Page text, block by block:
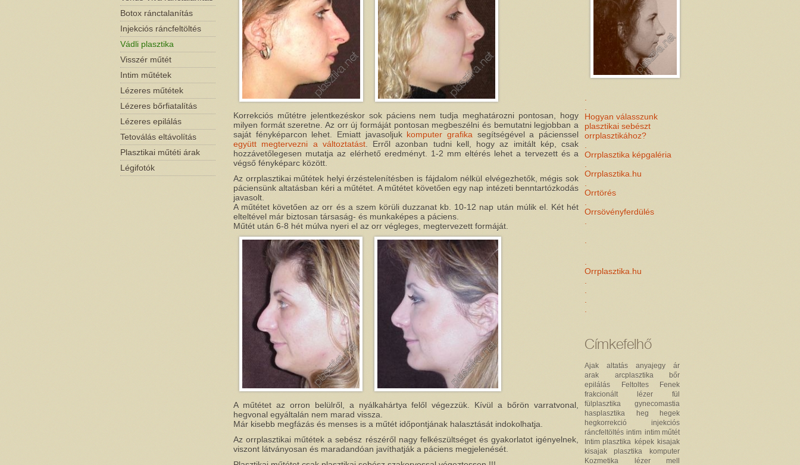
Korrekciós műtétre jelentkezéskor sok páciens nem tudja meghatározni pontosan, hogy
milyen formát szeretne. Az orr új formáját pontosan megbeszélni és bemutatni legjobban a
saját fényképarcon lehet. Emiatt javasoljuk komputer grafika segítségével a pácienssel
együtt megtervezni a változtatást. Erről azonban tudni kell, hogy az imitált kép, csak
hozzávetőlegesen mutatja az elérhető eredményt. 1-2 mm eltérés lehet a tervezett és a
végső fényképarc között.
Az orrplasztikai műtétek helyi érzéstelenítésben is fájdalom nélkül elvégezhetők, mégis sok
páciensünk altatásban kéri a műtétet. A műtétet követően egy nap intézeti benntartózkodás
javasolt.
A műtétet követően az orr és a szem körüli duzzanat kb. 10-12 nap után múlik el. Két hét
elteltével már biztosan társaság- és munkaképes a páciens.
Műtét után 6-8 hét múlva nyeri el az orr végleges, megtervezett formáját.
A műtétet az orron belülről, a nyálkahártya felől végezzük. Kívül a bőrön varratvonal,
hegvonal egyáltalán nem marad vissza.
Már kisebb megfázás és menses is a műtét időpontjának halasztását indokolhatja.
Az orrplasztikai műtétek a sebész részéről nagy felkészültséget és gyakorlatot igényelnek,
viszont látványosan és maradandóan javíthatják a páciens megjelenését.
Hogyan válasszunk
plasztikai sebészt
orrplasztikához?
Orrplasztika képgaléria
Orrplasztika.hu
Orrtörés
Orrsövényferdülés
Orrplasztika.hu
Címkefelhő
Ajak altatás anyajegy
ár
arak
arcplasztika
bőr
epilálás
Feltoltes
Fenek
frakcionált lézer
fül
fülplasztika
gynecomastia
hasplasztika
heg
hegek
hegkorrekció
injekciós
ráncfeltöltés intim intim műtét
Intim plasztika képek kisajak
kisajak plasztika
komputer
Kozmetika
lézer
mell
Botox ránctalanítás
Injekciós ráncfeltöltés
Vádli plasztika
Visszér műtét
Intim műtétek
Lézeres műtétek
Lézeres bőrfiatalítás
Lézeres epilálás
Tetoválás eltávolítás
Plasztikai műtéti árak
Légifotók